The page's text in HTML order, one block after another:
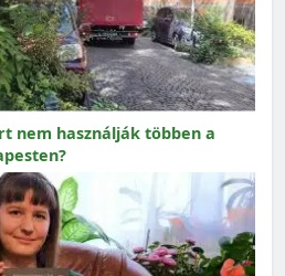
nem használják többen a